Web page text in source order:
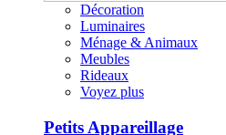
Décoration
Luminaires
Ménage & Animaux
Meubles
Rideaux
Voyez plus
Petits Appareillage